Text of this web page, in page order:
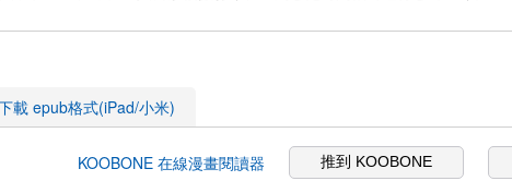
載 epub格式(iPad/小米)
KOOBONE 在線漫畫閱讀器 推到 KOOBONE